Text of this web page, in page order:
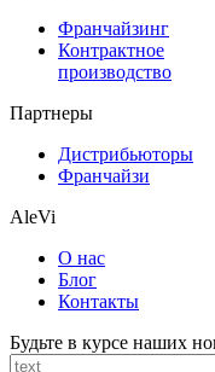
Франчайзинг
Контрактное
производство
Партнеры
Дистрибьюторы
Франчайзи
AleVi
О нас
Блог
Контакты
Будьте в курсе наших